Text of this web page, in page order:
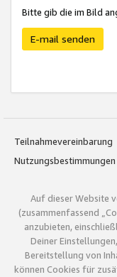
Bitte gib die im Bild
E-mail senden
Teilnahmevereinbarung
Nutzungsbestimmungen
Auf dieser Website
(zusammenfassend
anzubieten,
Deiner
Bereitstellung von
können Cookies für